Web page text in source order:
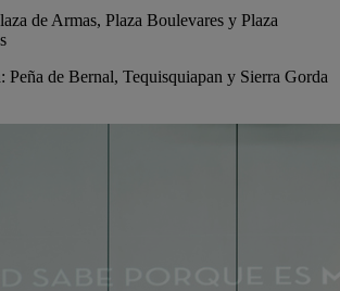
de Armas, Plaza Boulevares y Plaza
Peña de Bernal, Tequisquiapan y Sierra Gorda